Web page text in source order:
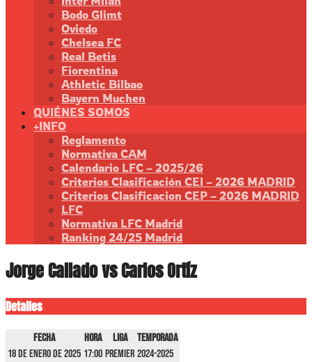
Bodo Glimt
Oviedo
Chelsea FC
Real Betis
Fiorentina
Athletic Bilbao
Bayern Muchen
QUIÉNES SOMOS
+INFO
Reglamento
Normativa CAM
Calendario LFC – 2025/26
Criterios Clasificación CEI – 2026 MADRID
Criterios Clasificacion CEP – 2026 MADRID
LFC
Normativa LFC Madrid
Ranking 24/25 Madrid
Jorge Callado vs Carlos Ortíz
Detalles
Fecha Hora Liga
Temporada
18 de enero de 2025 17:00 Premier 2024-2025